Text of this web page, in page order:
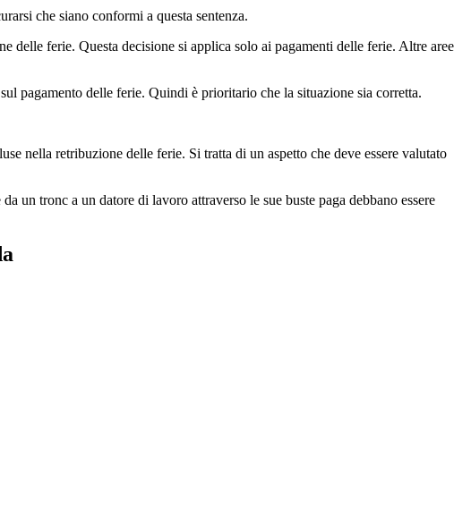
che siano conformi a questa sentenza.
ferie. Questa decisione si applica solo ai pagamenti delle ferie. Altre aree
pagamento delle ferie. Quindi è prioritario che la situazione sia corretta.
nella retribuzione delle ferie. Si tratta di un aspetto che deve essere valutato
un tronc a un datore di lavoro attraverso le sue buste paga debbano essere